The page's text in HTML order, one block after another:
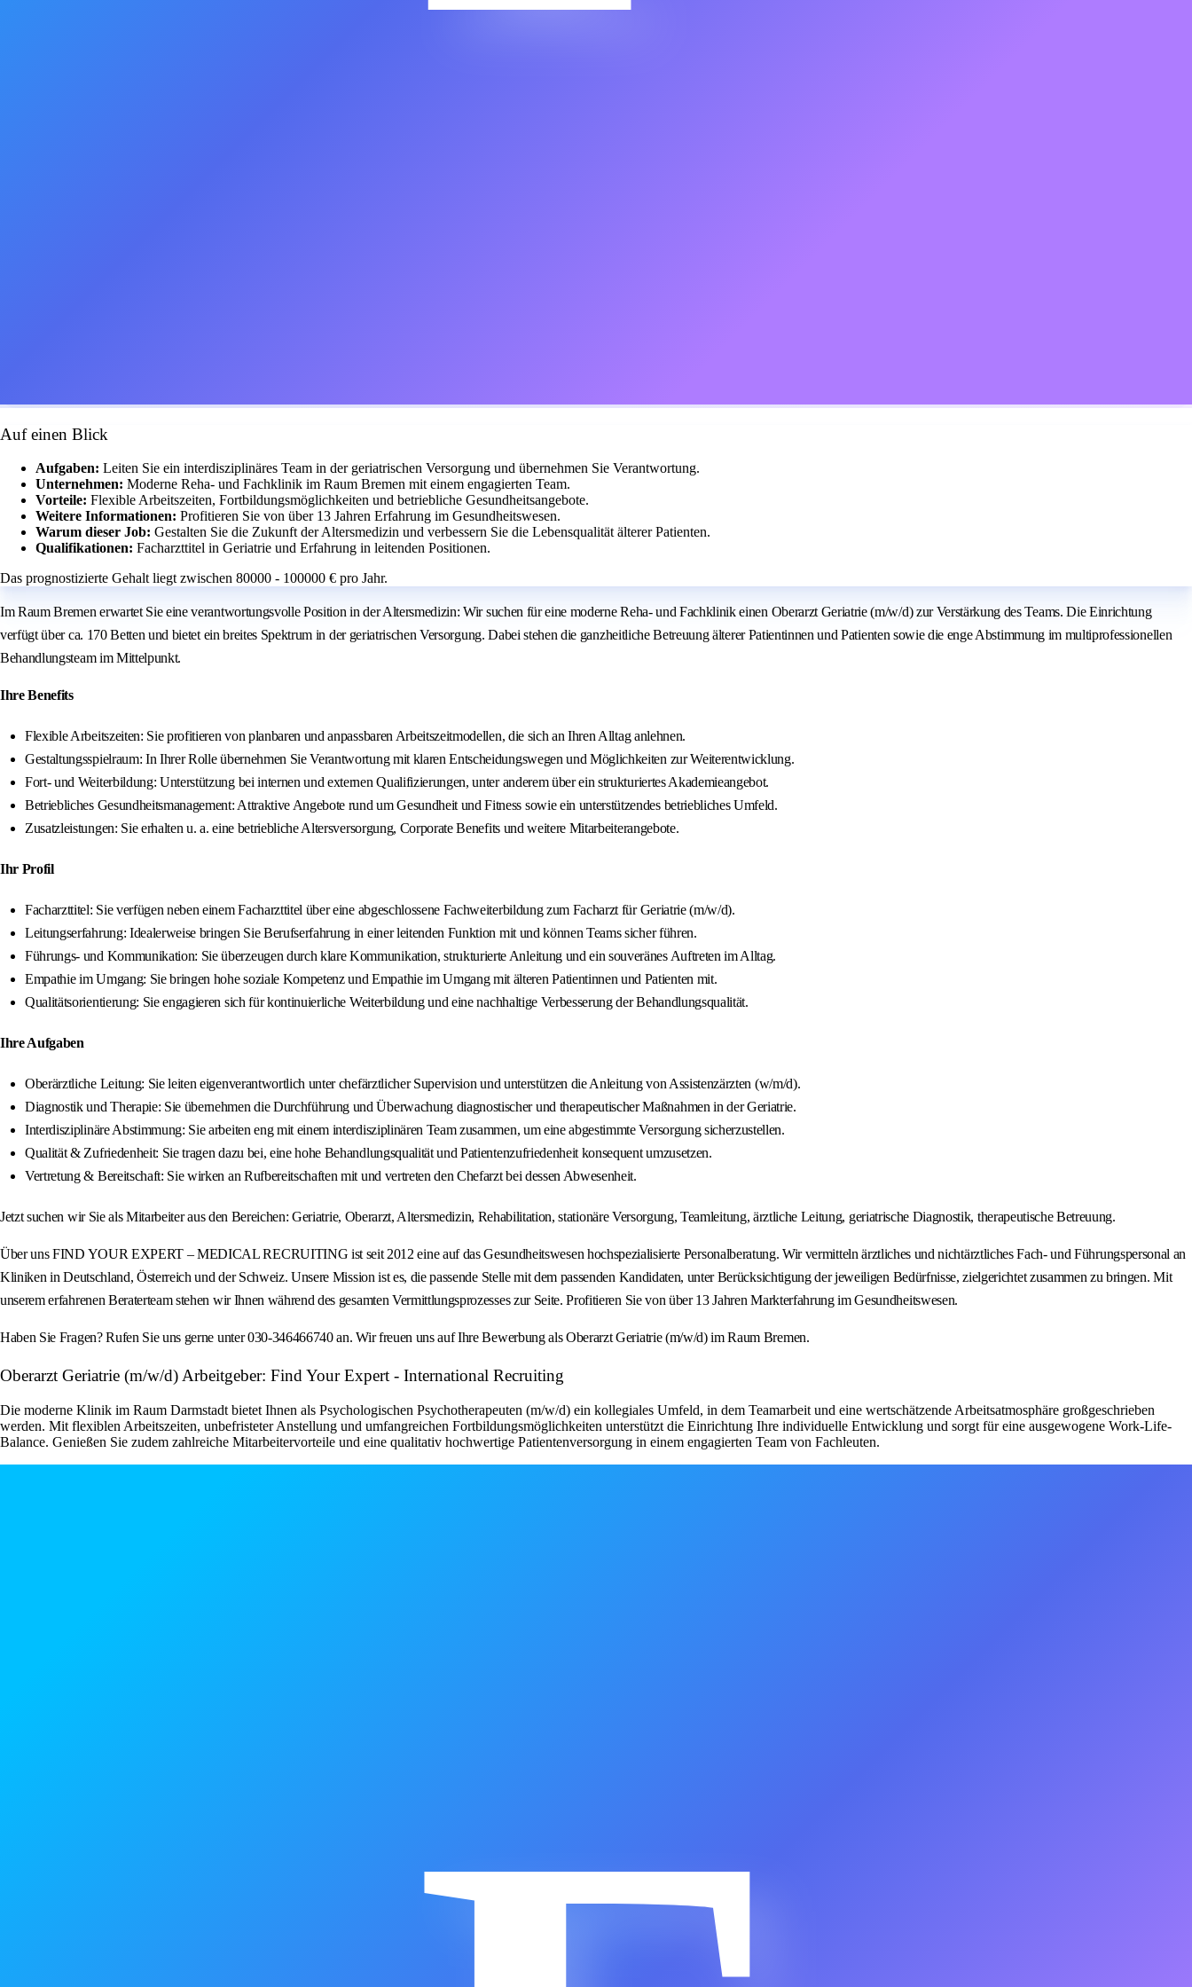
Auf einen Blick
Aufgaben: Leiten Sie ein interdisziplinäres Team in der geriatrischen Versorgung und übernehmen Sie Verantwortung.
Unternehmen: Moderne Reha- und Fachklinik im Raum Bremen mit einem engagierten Team.
Vorteile: Flexible Arbeitszeiten, Fortbildungsmöglichkeiten und betriebliche Gesundheitsangebote.
Weitere Informationen: Profitieren Sie von über 13 Jahren Erfahrung im Gesundheitswesen.
Warum dieser Job: Gestalten Sie die Zukunft der Altersmedizin und verbessern Sie die Lebensqualität älterer Patienten.
Qualifikationen: Facharzttitel in Geriatrie und Erfahrung in leitenden Positionen.
Das prognostizierte Gehalt liegt zwischen 80000 - 100000 € pro Jahr.
Im Raum Bremen erwartet Sie eine verantwortungsvolle Position in der Altersmedizin: Wir suchen für eine moderne Reha- und Fachklinik einen Oberarzt Geriatrie (m/w/d) zur Verstärkung des Teams. Die Einrichtung
verfügt über ca. 170 Betten und bietet ein breites Spektrum in der geriatrischen Versorgung. Dabei stehen die ganzheitliche Betreuung älterer Patientinnen und Patienten sowie die enge Abstimmung im multiprofessionellen
Behandlungsteam im Mittelpunkt.
Ihre Benefits
Flexible Arbeitszeiten: Sie profitieren von planbaren und anpassbaren Arbeitszeitmodellen, die sich an Ihren Alltag anlehnen.
Gestaltungsspielraum: In Ihrer Rolle übernehmen Sie Verantwortung mit klaren Entscheidungswegen und Möglichkeiten zur Weiterentwicklung.
Fort- und Weiterbildung: Unterstützung bei internen und externen Qualifizierungen, unter anderem über ein strukturiertes Akademieangebot.
Betriebliches Gesundheitsmanagement: Attraktive Angebote rund um Gesundheit und Fitness sowie ein unterstützendes betriebliches Umfeld.
Zusatzleistungen: Sie erhalten u. a. eine betriebliche Altersversorgung, Corporate Benefits und weitere Mitarbeiterangebote.
Ihr Profil
Facharzttitel: Sie verfügen neben einem Facharzttitel über eine abgeschlossene Fachweiterbildung zum Facharzt für Geriatrie (m/w/d).
Leitungserfahrung: Idealerweise bringen Sie Berufserfahrung in einer leitenden Funktion mit und können Teams sicher führen.
Führungs- und Kommunikation: Sie überzeugen durch klare Kommunikation, strukturierte Anleitung und ein souveränes Auftreten im Alltag.
Empathie im Umgang: Sie bringen hohe soziale Kompetenz und Empathie im Umgang mit älteren Patientinnen und Patienten mit.
Qualitätsorientierung: Sie engagieren sich für kontinuierliche Weiterbildung und eine nachhaltige Verbesserung der Behandlungsqualität.
Ihre Aufgaben
Oberärztliche Leitung: Sie leiten eigenverantwortlich unter chefärztlicher Supervision und unterstützen die Anleitung von Assistenzärzten (w/m/d).
Diagnostik und Therapie: Sie übernehmen die Durchführung und Überwachung diagnostischer und therapeutischer Maßnahmen in der Geriatrie.
Interdisziplinäre Abstimmung: Sie arbeiten eng mit einem interdisziplinären Team zusammen, um eine abgestimmte Versorgung sicherzustellen.
Qualität & Zufriedenheit: Sie tragen dazu bei, eine hohe Behandlungsqualität und Patientenzufriedenheit konsequent umzusetzen.
Vertretung & Bereitschaft: Sie wirken an Rufbereitschaften mit und vertreten den Chefarzt bei dessen Abwesenheit.
Jetzt suchen wir Sie als Mitarbeiter aus den Bereichen: Geriatrie, Oberarzt, Altersmedizin, Rehabilitation, stationäre Versorgung, Teamleitung, ärztliche Leitung, geriatrische Diagnostik, therapeutische Betreuung.
Über uns FIND YOUR EXPERT – MEDICAL RECRUITING ist seit 2012 eine auf das Gesundheitswesen hochspezialisierte Personalberatung. Wir vermitteln ärztliches und nichtärztliches Fach- und Führungspersonal an
Kliniken in Deutschland, Österreich und der Schweiz. Unsere Mission ist es, die passende Stelle mit dem passenden Kandidaten, unter Berücksichtigung der jeweiligen Bedürfnisse, zielgerichtet zusammen zu bringen. Mit
unserem erfahrenen Beraterteam stehen wir Ihnen während des gesamten Vermittlungsprozesses zur Seite. Profitieren Sie von über 13 Jahren Markterfahrung im Gesundheitswesen.
Haben Sie Fragen? Rufen Sie uns gerne unter 030-346466740 an. Wir freuen uns auf Ihre Bewerbung als Oberarzt Geriatrie (m/w/d) im Raum Bremen.
Oberarzt Geriatrie (m/w/d) Arbeitgeber: Find Your Expert - International Recruiting
Die moderne Klinik im Raum Darmstadt bietet Ihnen als Psychologischen Psychotherapeuten (m/w/d) ein kollegiales Umfeld, in dem Teamarbeit und eine wertschätzende Arbeitsatmosphäre großgeschrieben
werden. Mit flexiblen Arbeitszeiten, unbefristeter Anstellung und umfangreichen Fortbildungsmöglichkeiten unterstützt die Einrichtung Ihre individuelle Entwicklung und sorgt für eine ausgewogene Work-Life-
Balance. Genießen Sie zudem zahlreiche Mitarbeitervorteile und eine qualitativ hochwertige Patientenversorgung in einem engagierten Team von Fachleuten.